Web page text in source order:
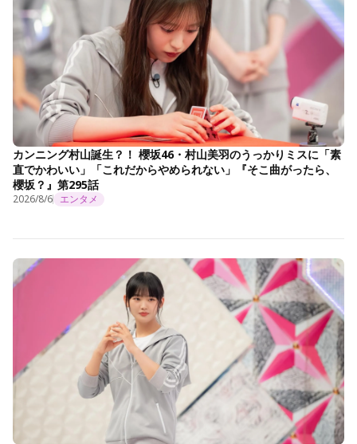
カンニング村山誕生？！ 櫻坂46・村山美羽のうっかりミスに「素
直でかわいい」「これだからやめられない」『そこ曲がったら、
櫻坂？』第295話
2026/8/6 エンタメ